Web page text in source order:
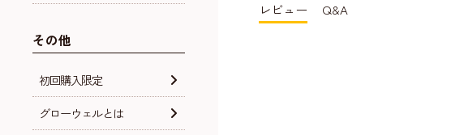
その他
初回購入限定
グローウェルとは
レビュー Q&A